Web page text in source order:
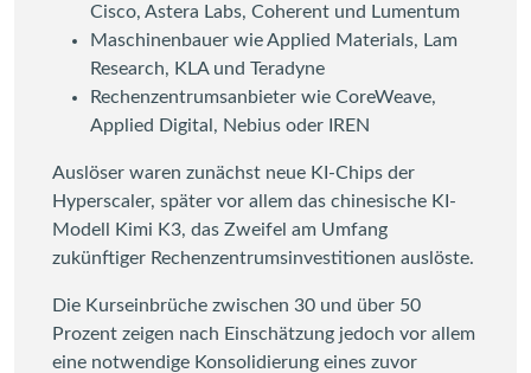
Cisco, Astera Labs, Coherent und Lumentum
Maschinenbauer wie Applied Materials, Lam
Research, KLA und Teradyne
Rechenzentrumsanbieter wie CoreWeave,
Applied Digital, Nebius oder IREN
Auslöser waren zunächst neue KI-Chips der
Hyperscaler, später vor allem das chinesische KI-
Modell Kimi K3, das Zweifel am Umfang
zukünftiger Rechenzentrumsinvestitionen auslöste.
Die Kurseinbrüche zwischen 30 und über 50
Prozent zeigen nach Einschätzung jedoch vor allem
eine notwendige Konsolidierung eines zuvor